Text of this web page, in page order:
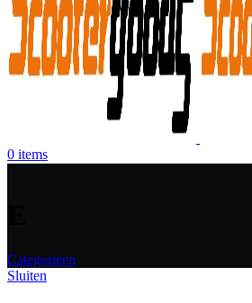
0 items
Categorieen
Sluiten